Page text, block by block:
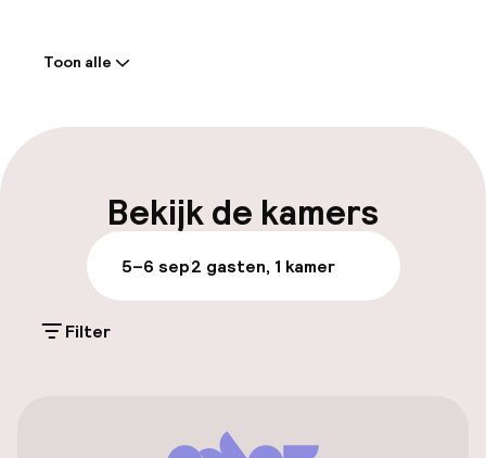
Meertalige medewerkers
Parkeren & mobiliteit
Parkeergelegenheid op eigen terrein
(buiten)
Toon alle
Bekijk de kamers
5–6 sep2 gasten, 1 kamer
Filter